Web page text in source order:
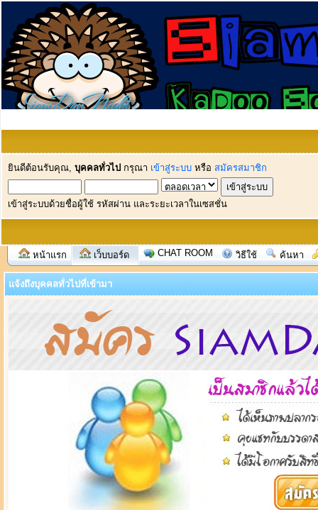
ยินดีต้อนรับคุณ, บุคคลทั่วไป กรุณา เข้าสู่ระบบ หรือ สมัครสมาชิก
เข้าสู่ระบบด้วยชื่อผู้ใช้ รหัสผ่าน และระยะเวลาในเซสชั่น
หน้าแรก เว็บบอร์ด CHAT ROOM วิธีใช้ ค้นหา
แจ้งถึงบุคคลทั่วไปที่เข้ามา